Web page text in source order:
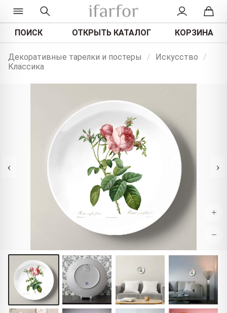
ПОИСК ОТКРЫТЬ КАТАЛОГ КОРЗИНА
Декоративные тарелки и постеры / Искусство
/
Классика
‹ ›
+
−